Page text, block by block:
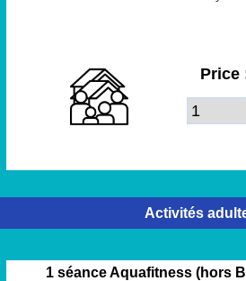
Price
Activités
1 séance Aquafitness (hors